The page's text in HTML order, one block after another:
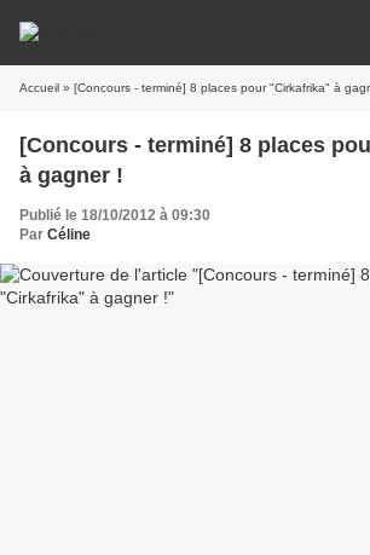
Accueil » [Concours - terminé] 8 places pour "Cirkafrika" à
[Concours - terminé] 8 places
à gagner !
Publié le 18/10/2012 à 09:30
Par Céline